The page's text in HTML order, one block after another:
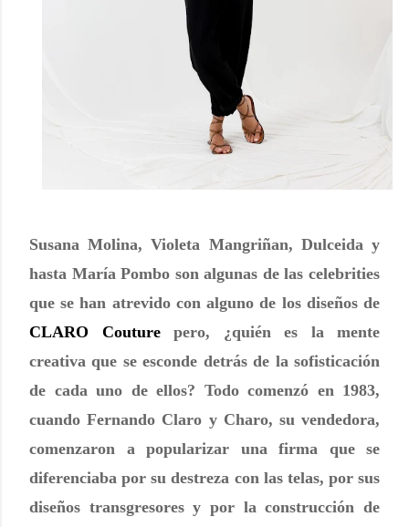
Susana Molina, Violeta Mangriñan, Dulceida y
hasta María Pombo son algunas de las celebrities
que se han atrevido con alguno de los diseños de
CLARO Couturepero, ¿quién es la mente
creativa que se esconde detrás de la sofisticación
de cada uno de ellos? Todo comenzó en 1983,
cuandoFernando Claro y Charo, su vendedora,
comenzaron a popularizar una firma que se
diferenciaba por su destreza con las telas, por sus
diseños transgresores y por la construcción de